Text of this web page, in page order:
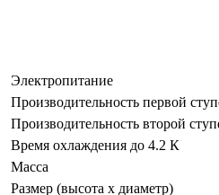
Электропитание
Производительность первой
Производительность второй
Время охлаждения до 4.2 К
Масса
Размер (высота х диаметр)